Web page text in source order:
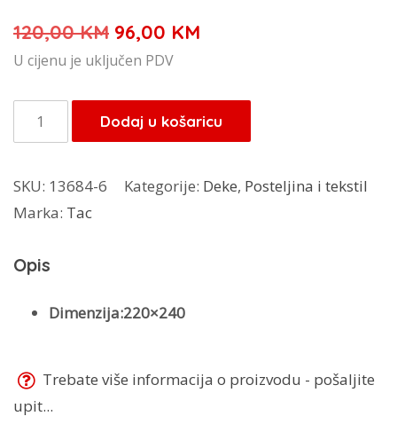
120,00KM Izvorna
cijena
je:
120,00 KM.
96,00 KM
96,00 KM.
U cijenu je uključen PDV
TAC
Deka
količina
Dodaj u košaricu
SKU: 13684-6 Kategorije: Deke, Posteljina i tekstil
Marka: Tac
Opis
Dimenzija:220×240
Trebate više informacija o proizvodu - pošaljite
upit...